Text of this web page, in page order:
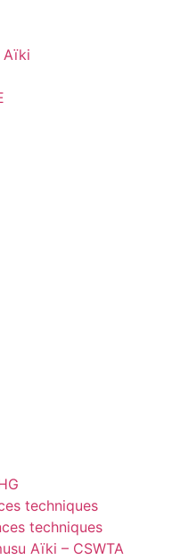
Aïki
techniques
techniques
Aïki – CSWTA